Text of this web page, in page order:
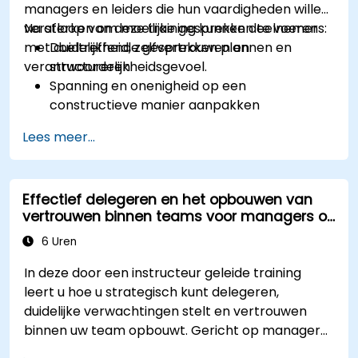
managers en leiders die hun vaardigheden willen
versterken om moeilijke gesprekken te voeren
met duidelijkheid, zelfvertrouwen en
verantwoordelijkheidsgevoel.
Na afloop van deze training kunnen deelnemers:
Doeltreffende gesprekken plannen en
structureren
Spanning en onenigheid op een
constructieve manier aanpakken
verantwoordelijkheidsgevoel binnen het
team vergroten
Onder druk toch helder en beheerst leiding
geven
Lees meer...
Effectief delegeren en het opbouwen van
vertrouwen binnen teams voor managers op
middenniveau
6 Uren
In deze door een instructeur geleide training
leert u hoe u strategisch kunt delegeren,
duidelijke verwachtingen stelt en vertrouwen
binnen uw team opbouwt. Gericht op managers